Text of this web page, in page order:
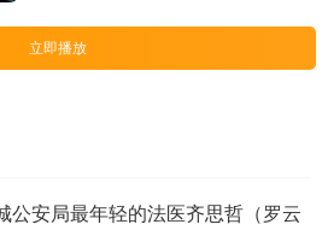
立即播放
公安局最年轻的法医齐思哲（罗云